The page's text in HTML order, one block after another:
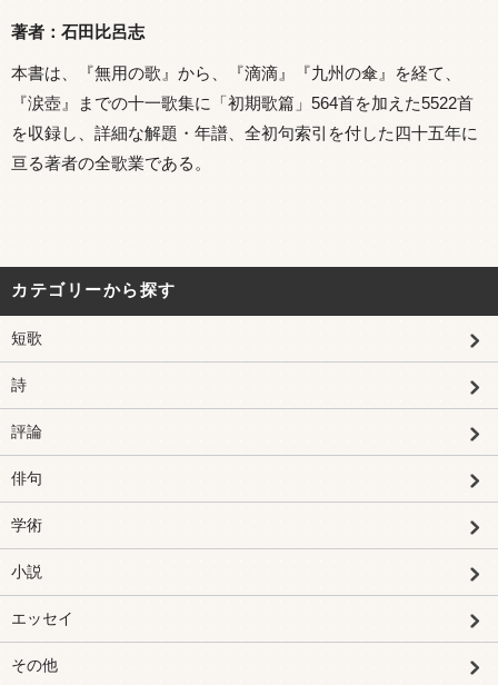
著者：石田比呂志
本書は、『無用の歌』から、『滴滴』『九州の傘』を経て、
『涙壺』までの十一歌集に「初期歌篇」564首を加えた5522首
を収録し、詳細な解題・年譜、全初句索引を付した四十五年に
亘る著者の全歌業である。
カテゴリーから探す
短歌
詩
評論
俳句
学術
小説
エッセイ
その他